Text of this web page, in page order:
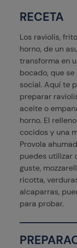
RECETA
Los raviolis,
horno, de un
transforma en
bocado, que
social. Aquí te
preparar
aceite o
horno. El
cocidos y una
Provola
puedes utilizar
guste,
ricotta,
alcaparras,
para probar.